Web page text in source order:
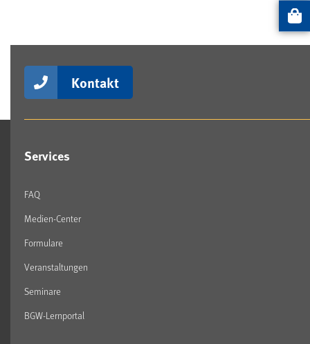
Kontakt
Services
FAQ
Medien-Center
Formulare
Veranstaltungen
Seminare
BGW-Lernportal
Artikel